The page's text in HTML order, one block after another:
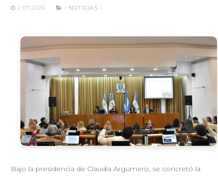
2.07.2026 - NOTICIAS -
Bajo la presidencia de Claudia Argumero, se concretó la